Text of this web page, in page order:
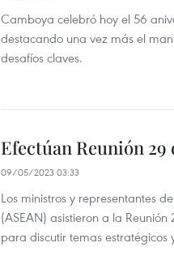
Camboya celebró hoy el 56
destacando una vez más el
desafíos claves.
Efectúan Reunión
09/05/2023 03:33
Los ministros y representantes
(ASEAN) asistieron a la
para discutir temas